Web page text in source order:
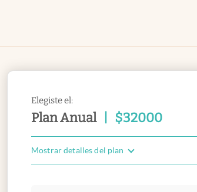
Elegiste el:
Plan Anual $32000
Mostrar detalles del plan